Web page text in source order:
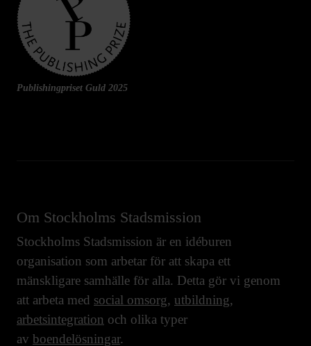
Publishingpriset Guld 2025
Om Stockholms Stadsmission
Stockholms Stadsmission är en idéburen
organisation som arbetar för att skapa ett
mänskligare samhälle för alla. Detta gör vi genom
att arbeta med social omsorg, utbildning,
arbetsintegration och olika typer
av boendelösningar.